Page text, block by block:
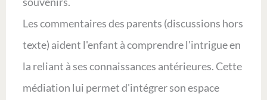
Les commentaires des parents (discussions hors
texte) aident l'enfant à comprendre l'intrigue en
la reliant à ses connaissances antérieures. Cette
médiation lui permet d'intégrer son espace